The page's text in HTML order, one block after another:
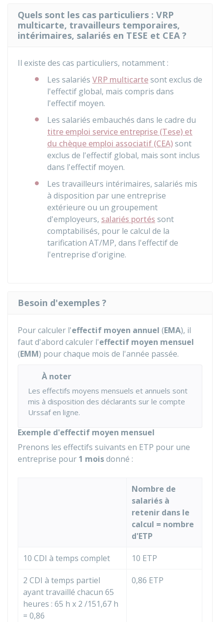
Quels sont les cas particuliers : VRP
multicarte, travailleurs temporaires,
intérimaires, salariés en TESE et CEA ?
Il existe des cas particuliers, notamment :
Les salariés VRP multicartesont exclus de
l'effectif global, mais compris dans
l'effectif moyen.
Les salariés embauchés dans le cadre du
titre emploi service entreprise (Tese) et
du chèque emploi associatif (CEA)sont
exclus de l'effectif global, mais sont inclus
dans l'effectif moyen.
Les travailleurs intérimaires, salariés mis
à disposition par une entreprise
extérieure ou un groupement
d'employeurs, salariés portés sont
comptabilisés, pour le calcul de la
tarification AT/MP, dans l'effectif de
l'entreprise d'origine.
Besoin d'exemples ?
Pour calculer l'effectif moyen annuel (EMA), il
faut d'abord calculer l'effectif moyen mensuel
(EMM) pour chaque mois de l'année passée.
À noter
Les effectifs moyens mensuels et annuels sont
mis à disposition des déclarants sur le compte
Urssaf en ligne.
Exemple d'effectif moyen mensuel
Prenons les effectifs suivants en ETP pour une
entreprise pour 1 moisdonné :
Nombre de
salariés à
retenir dans le
calcul = nombre
d'ETP
10 CDI à temps complet 10 ETP
2 CDI à temps partiel
ayant travaillé chacun 65
heures : 65 h x 2 /151,67 h
= 0,86
0,86 ETP